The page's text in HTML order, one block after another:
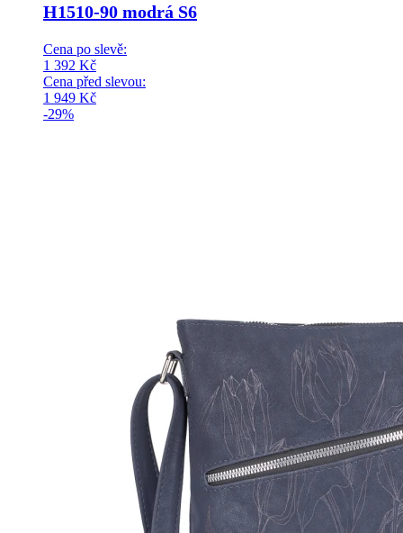
H1510-90 modrá S6
Cena po slevě:
1 392 Kč
Cena před slevou:
1 949 Kč
-29%